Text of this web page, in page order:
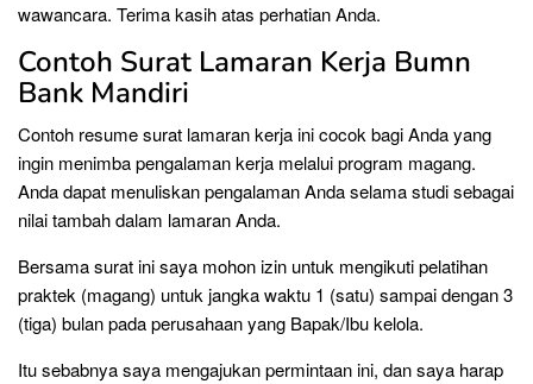
wawancara. Terima kasih atas perhatian Anda.
Contoh Surat Lamaran Kerja Bumn
Bank Mandiri
Contoh resume surat lamaran kerja ini cocok bagi Anda yang
ingin menimba pengalaman kerja melalui program magang.
Anda dapat menuliskan pengalaman Anda selama studi sebagai
nilai tambah dalam lamaran Anda.
Bersama surat ini saya mohon izin untuk mengikuti pelatihan
praktek (magang) untuk jangka waktu 1 (satu) sampai dengan 3
(tiga) bulan pada perusahaan yang Bapak/Ibu kelola.
Itu sebabnya saya mengajukan permintaan ini, dan saya harap